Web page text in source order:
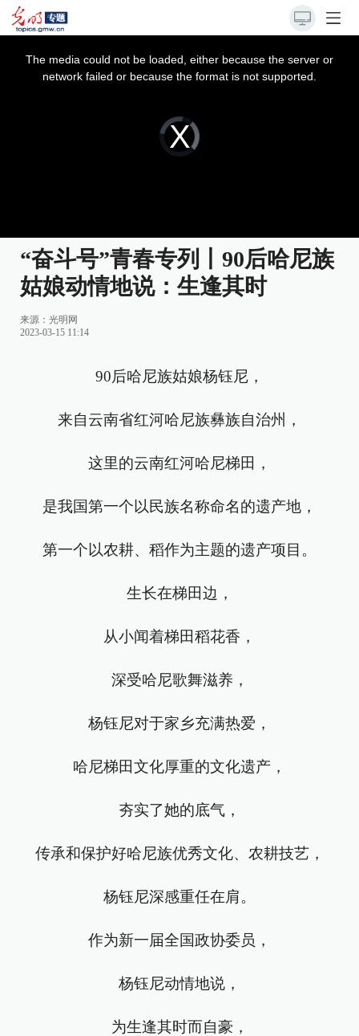
Video
Player
loading.
The media could not be loaded, either because the server or
network failed or because the format is not supported.
“奋斗号”青春专列丨90后哈尼族
姑娘动情地说：生逢其时
来源： 光明网
2023-03-15 11:14
90后哈尼族姑娘杨钰尼，
来自云南省红河哈尼族彝族自治州，
这里的云南红河哈尼梯田，
是我国第一个以民族名称命名的遗产地，
第一个以农耕、稻作为主题的遗产项目。
生长在梯田边，
从小闻着梯田稻花香，
深受哈尼歌舞滋养，
杨钰尼对于家乡充满热爱，
哈尼梯田文化厚重的文化遗产，
夯实了她的底气，
传承和保护好哈尼族优秀文化、农耕技艺，
杨钰尼深感重任在肩。
作为新一届全国政协委员，
杨钰尼动情地说，
为生逢其时而自豪，